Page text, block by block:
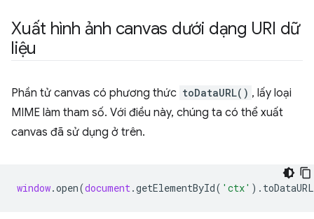
Xuất hình ảnh canvas dưới dạng URI dữ
liệu
Phần tử canvas có phương thức toDataURL() , lấy loại
MIME làm tham số. Với điều này, chúng ta có thể xuất
canvas đã sử dụng ở trên.
window.open(document.getElementById( 'ctx' ). toDataURL